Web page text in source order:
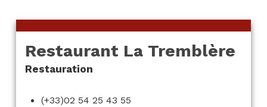
Restaurant La Tremblère
Restauration
(+33)02 54 25 43 55